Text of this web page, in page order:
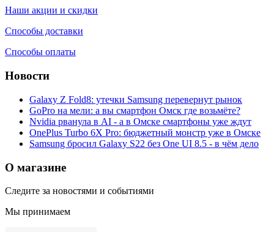
Наши акции и скидки
Способы доставки
Способы оплаты
Новости
Galaxy Z Fold8: утечки Samsung перевернут рынок
GoPro на мели: а вы смартфон Омск где возьмёте?
Nvidia рванула в AI - а в Омске смартфоны уже ждут
OnePlus Turbo 6X Pro: бюджетный монстр уже в Омске
Samsung бросил Galaxy S22 без One UI 8.5 - в чём дело
О магазине
Следите за новостями и событиями
Мы принимаем